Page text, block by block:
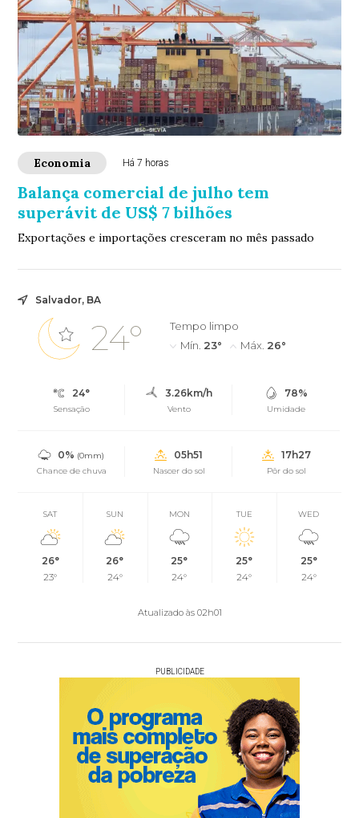
Economia Há 7 horas
Balança comercial de julho tem
superávit de US$ 7 bilhões
Exportações e importações cresceram no mês passado
Salvador, BA
24°
Tempo limpo
Mín. 23° Máx. 26°
24°
Sensação
3.26km/h
Vento
78%
Umidade
0% (0mm)
Chance de chuva
05h51
Nascer do sol
17h27
Pôr do sol
SAT
26°
23°
SUN
26°
24°
MON
25°
24°
TUE
25°
24°
WED
25°
24°
Atualizado às 02h01
PUBLICIDADE